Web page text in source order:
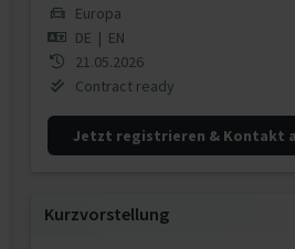
Europa
DE | EN
21.05.2026
Contract ready
Jetzt registrieren & Kontakt
Kurzvorstellung